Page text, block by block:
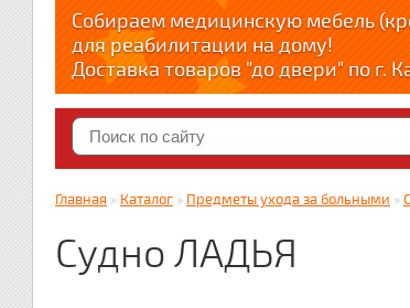
Собираем медицинскую мебель
для реабилитации на дому!
Доставка товаров "до двери" по г.
по тел. +79178595365
Краткие видео обзоры
YOUTUBE: youtube.com/@zabota16
Яндекс. Дзен: dzen.ru/zabota16 ;
zabota16.ru
Всегда на связи !!! (Wats
Главная » Каталог » Предметы ухода за больными »
Судно ЛАДЬЯ